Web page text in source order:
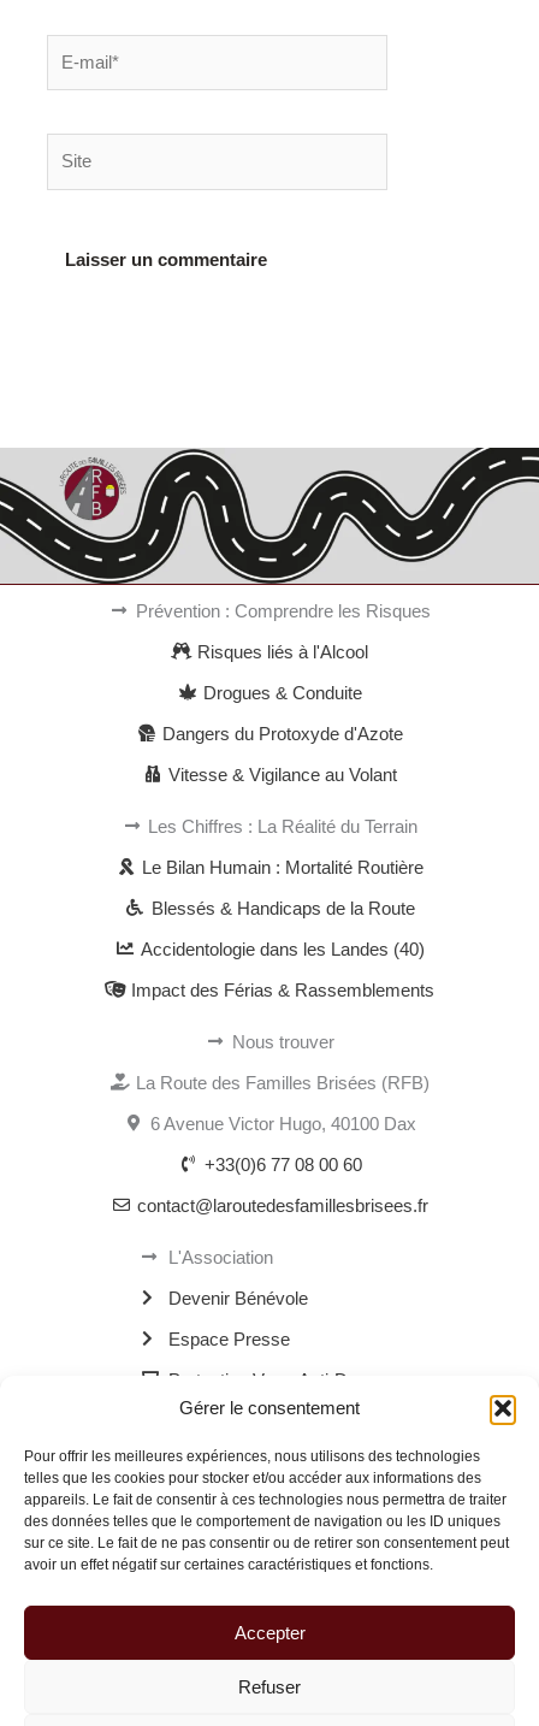
Gérer le consentement
Pour offrir les meilleures expériences, nous utilisons des technologies
telles que les cookies pour stocker et/ou accéder aux informations des
appareils. Le fait de consentir à ces technologies nous permettra de traiter
des données telles que le comportement de navigation ou les ID uniques
sur ce site. Le fait de ne pas consentir ou de retirer son consentement peut
avoir un effet négatif sur certaines caractéristiques et fonctions.
Accepter
Refuser
mail*
Prévention : Comprendre les Risques
Risques liés à l'Alcool
Drogues & Conduite
Dangers du Protoxyde d'Azote
Vitesse & Vigilance au Volant
Les Chiffres : La Réalité du Terrain
Le Bilan Humain : Mortalité Routière
Blessés & Handicaps de la Route
Accidentologie dans les Landes (40)
Impact des Férias & Rassemblements
Nous trouver
La Route des Familles Brisées (RFB)
6 Avenue Victor Hugo, 40100 Dax
+33(0)6 77 08 00 60
contact@laroutedesfamillesbrisees.fr
L'Association
Devenir Bénévole
Espace Presse
Protection Verre Anti-Drogue
Les Bornes Recharge Mobile
Les Navettes Kékébus
Menu